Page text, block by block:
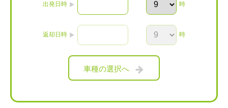
会員ログイン
出発日時 時
返却日時 時
車種の選択へ